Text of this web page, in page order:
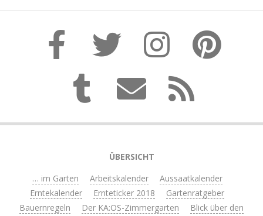
ÜBERSICHT
… im Garten
Arbeitskalender
Aussaatkalender
Erntekalender
Ernteticker 2018
Gartenratgeber
Bauernregeln
Der KA:OS-Zimmergarten
Blick über den